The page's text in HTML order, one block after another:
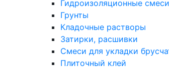
Гидроизоляционные смеси
Грунты
Кладочные растворы
Затирки, расшивки
Смеси для укладки
Плиточный клей